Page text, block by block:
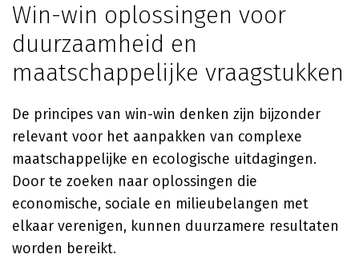
Win-win oplossingen voor
duurzaamheid en
maatschappelijke vraagstukken
De principes van win-win denken zijn bijzonder
relevant voor het aanpakken van complexe
maatschappelijke en ecologische uitdagingen.
Door te zoeken naar oplossingen die
economische, sociale en milieubelangen met
elkaar verenigen, kunnen duurzamere resultaten
worden bereikt.